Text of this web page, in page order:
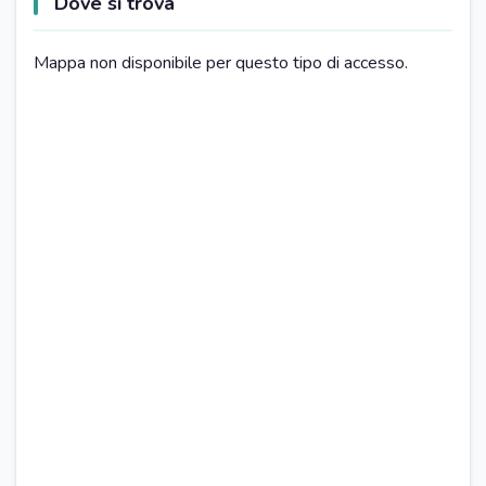
VARIE
Parliamo Inglese
Mappa non disponibile per questo tipo di accesso.